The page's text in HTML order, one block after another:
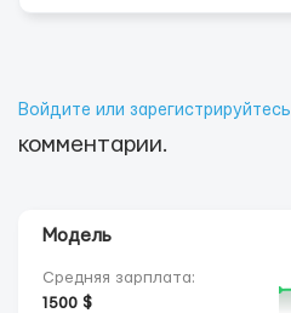
Войдите или зарегистрируйтесь
комментарии.
Модель
Средняя зарплата:
1500 $